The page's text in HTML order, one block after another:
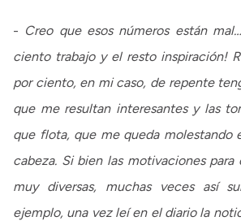
- Creo que esos números están
ciento trabajo y el resto inspiración!
por ciento, en mi caso, de repente
que me resultan interesantes y las
que flota, que me queda molestando
cabeza. Si bien las motivaciones para
muy diversas, muchas veces así
ejemplo, una vez leí en el diario la